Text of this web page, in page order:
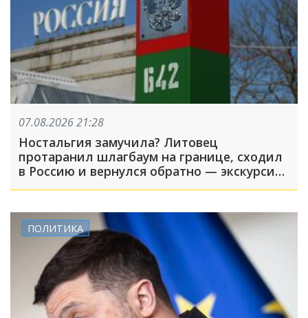
07.08.2026 21:28
Ностальгия замучила? Литовец
протаранил шлагбаум на границе, сходил
в Россию и вернулся обратно — экскурсия
вышла недолгой
ПОЛИТИКА